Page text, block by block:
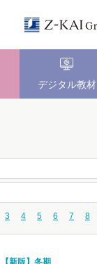
デジタル教材
3 4 5 6 7 8
【新版】冬期